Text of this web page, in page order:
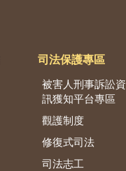
司法保護專區
被害人刑事訴訟資
訊獲知平台專區
觀護制度
修復式司法
司法志工